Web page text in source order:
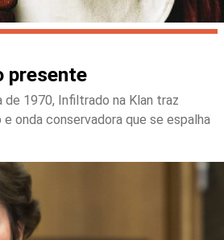
presente
de 1970, Infiltrado na Klan traz
onda conservadora que se espalha